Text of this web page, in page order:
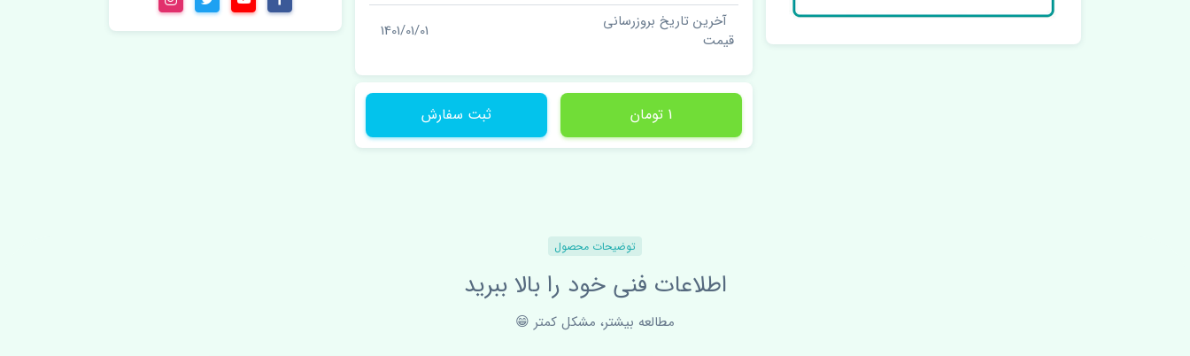
آخرین تاریخ بروزرسانی
قیمت
1401/01/01
1 تومان ثبت سفارش
توضیحات محصول
اطلاعات فنی خود را بالا ببرید
مطالعه بیشتر، مشکل کمتر 😁